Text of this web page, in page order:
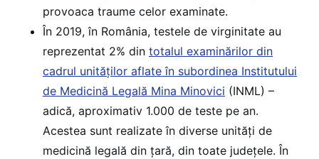
provoaca traume celor examinate.
În 2019, în România, testele de virginitate au
reprezentat 2% din totalul examinărilor din
cadrul unităților aflate în subordinea Institutului
de Medicină Legală Mina Minovici (INML) –
adică, aproximativ 1.000 de teste pe an.
Acestea sunt realizate în diverse unități de
medicină legală din țară, din toate județele. În